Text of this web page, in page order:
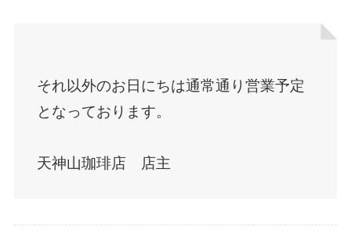
それ以外のお日にちは通常通り営業予定
となっております。
天神山珈琲店 店主